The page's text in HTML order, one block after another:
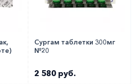
Сургам таблетки 300мг
№20
2 580 руб.